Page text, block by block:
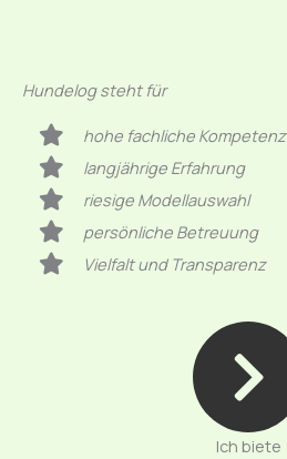
Hundelog steht für
hohe fachliche Kompetenz
langjährige Erfahrung
riesige Modellauswahl
persönliche Betreuung
Vielfalt und Transparenz
Ich biete